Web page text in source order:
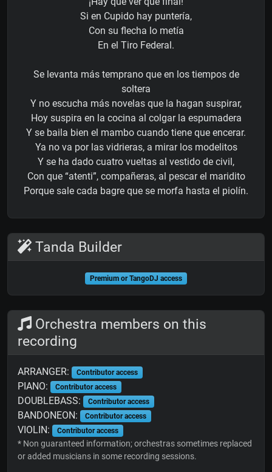
Si en Cupido hay puntería,
Con su flecha lo metía
En el Tiro Federal.
Se levanta más temprano que en los tiempos de
soltera
Y no escucha más novelas que la hagan suspirar,
Hoy suspira en la cocina al colgar la espumadera
Y se baila bien el mambo cuando tiene que encerar.
Ya no va por las vidrieras, a mirar los modelitos
Y se ha dado cuatro vueltas al vestido de civil,
Con que “atenti”, compañeras, al pescar el maridito
Porque sale cada bagre que se morfa hasta el piolín.
Tanda Builder
Premium or TangoDJ access
Orchestra members on this
recording
ARRANGER: Contributor access
PIANO: Contributor access
DOUBLEBASS: Contributor access
BANDONEON: Contributor access
VIOLIN: Contributor access
* Non guaranteed information; orchestras sometimes replaced
or added musicians in some recording sessions.